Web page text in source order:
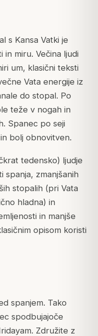
s Kansa Vatki je
miru. Večina ljudi
um, klasični teksti
Vata energije iz
do stopal. Po
teže v nogah in
Spanec po seji
bolj obnovitven.
tedensko) ljudje
spanja, zmanjšanih
stopalih (pri Vata
hladna) in
in manjše
opisom koristi
spanjem. Tako
spodbujajoče
Združite z